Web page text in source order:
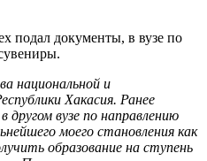
подал документы, в вузе по
национальной и
Хакасия. Ранее
другом вузе по направлению
моего становления как
образование на ступень